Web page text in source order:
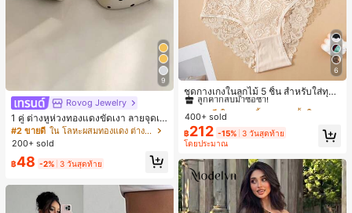
9
Rovog Jewelry
1 คู่ ต่างหูห่วงทองแดงขัดเงา ลายจุดเร
ขาคณิตสไตล์มินิมอล เหมาะสำหรับสว
มใส่ประจำวันแบบสบายๆ สำหรับผู้หญิง
#2 ขายดี
ใน โลหะผสมทองแดง ต่างหูผู้หญิง
200+ sold
฿48 -2% 3 วันสุดท้าย
6
ชุดกางเกงในลูกไม้ 5 ชิ้น สำหรับใส่ทุกวั
น
#1 ขายดี
ลูกค้ากลับมาซื้อซ้ำ!
#1 ขายดี
ลูกค้ากลับมาซื้อซ้ำ!
#1 ขายดี
ลูกค้ากลับมาซื้อซ้ำ!
#1 ขายดี
ลูกค้ากลับมาซื้อซ้ำ!
400+ sold
฿212 -15% 3 วันสุดท้าย
โดยประมาณ